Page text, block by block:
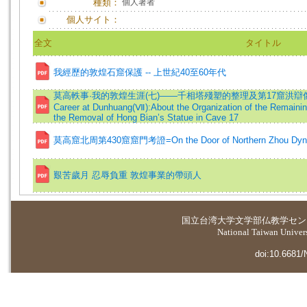
種類： 個人著者
個人サイト：
全文 タイトル
我經歷的敦煌石窟保護 -- 上世紀40至60年代
莫高軼事·我的敦煌生涯(七)——千相塔殘塑的整理及第17窟洪
Career at Dunhuang(Ⅶ):About the Organization of the
the Removal of Hong Bian’s Statue in Cave 17
莫高窟北周第430窟窟門考證=On the Door of Northern Zhou
艱苦歲月 忍辱負重 敦煌事業的帶頭人
国立台湾大学文学部仏教学セ
National Taiwan
doi:10.6681/